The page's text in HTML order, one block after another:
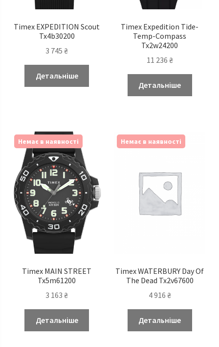
Timex EXPEDITION Scout
Tx4b30200
3 745₴
Детальніше
Timex Expedition Tide-
Temp-Compass
Tx2w24200
11 236 ₴
Детальніше
Немає в наявності
Timex MAIN STREET
Tx5m61200
3 163₴
Детальніше
Немає в наявності
Timex WATERBURY Day Of
The Dead Tx2v67600
4 916 ₴
Детальніше